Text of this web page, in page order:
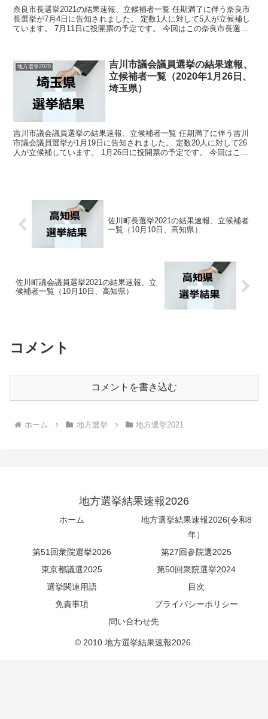
奈良市長選挙2021の結果速報、立候補者一覧 任期満了に伴う奈良市
長選挙が7月4日に告知されました。 定数1人に対して5人が立候補し
ています。 7月11日に投開票の予定です。 今回はこの奈良市長選挙
地方選挙2020
吉川市議会議員選挙の結果速報、
立候補者一覧（2020年1月26日、
埼玉県）
吉川市議会議員選挙の結果速報、立候補者一覧 任期満了に伴う吉川
市議会議員選挙が1月19日に告知されました。 定数20人に対して26
人が立候補しています。 1月26日に投開票の予定です。 今回はこの
佐川町長選挙2021の結果速報、立候補者
一覧（10月10日、高知県）
佐川町議会議員選挙2021の結果速報、立
候補者一覧（10月10日、高知県）
コメント
コメントを書き込む
ホーム 地方選挙 地方選挙2021
地方選挙結果速報2026
ホーム
地方選挙結果速報2026(令和8
年）
第51回衆院選挙2026
第27回参院選2025
東京都議選2025
第50回衆院選挙2024
選挙関連用語
目次
免責事項
プライバシーポリシー
問い合わせ先
© 2010 地方選挙結果速報2026.